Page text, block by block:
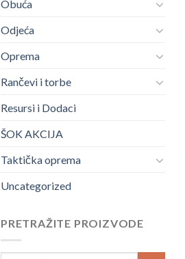
Obuća
Odjeća
Oprema
Rančevi i torbe
Resursi i Dodaci
ŠOK AKCIJA
Taktička oprema
Uncategorized
PRETRAŽITE PROIZVODE